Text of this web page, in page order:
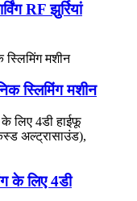
RF झुर्रियां
स्लिमिंग मशीन
के लिए 4डी